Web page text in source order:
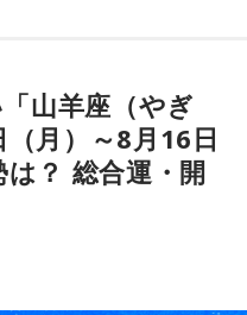
をするでしょう。希望の
ちはどういう政治をした
の選挙の結果だし」
た。皇室典範の改正に賛
党の色が強くなっている
った。知恵を出し合う、
ちろん旧立憲で落選した
す人もいますけど。いま
たときに出てきたりす
山羊座（やぎ
月）～8月16日
は？ 総合運・開